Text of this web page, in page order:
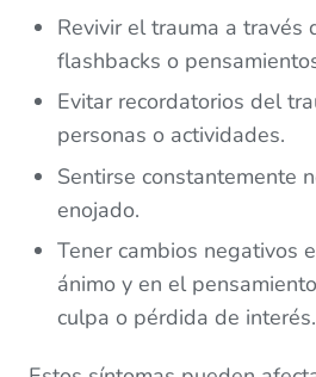
Revivir el trauma a través
flashbacks o
Evitar recordatorios del
personas o actividades.
Sentirse constantemente
enojado.
Tener cambios negativos
ánimo y en el
culpa o pérdida de interés.